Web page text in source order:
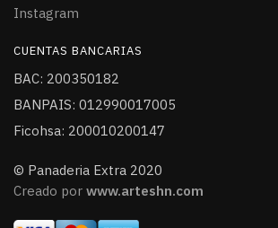
Instagram
CUENTAS BANCARIAS
BAC: 200350182
BANPAIS: 012990017005
Ficohsa: 200010200147
© Panaderia Extra 2020
Creado por www.arteshn.com